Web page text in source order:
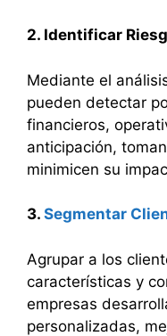
2. Identificar
Mediante el
pueden detectar
financieros,
anticipación,
minimicen su
3. Segmentar
Agrupar a los
características y
empresas
personalizadas,